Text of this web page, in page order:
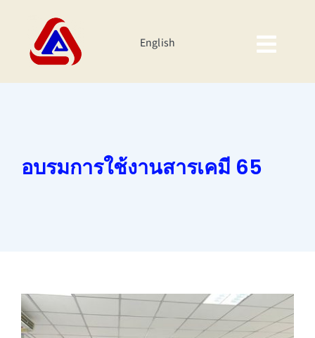
content
ผลิตภัณฑ์
สาระน่ารู้
English
อบรมการใช้งานสารเคมี 65